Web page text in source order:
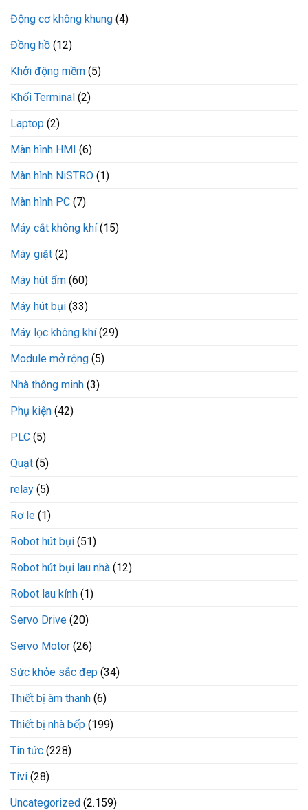
Động cơ không khung (4)
Đồng hồ (12)
Khởi động mềm (5)
Khối Terminal (2)
Laptop (2)
Màn hình HMI (6)
Màn hình NiSTRO (1)
Màn hình PC (7)
Máy cắt không khí(15)
Máy giặt (2)
Máy hút ẩm (60)
Máy hút bụi (33)
Máy lọc không khí(29)
Module mở rộng (5)
Nhà thông minh (3)
Phụ kiện (42)
PLC (5)
Quạt (5)
relay (5)
Rơ le (1)
Robot hút bụi (51)
Robot hút bụi lau nhà (12)
Robot lau kính (1)
Servo Drive (20)
Servo Motor (26)
Sức khỏe sắc đẹp (34)
Thiết bị âm thanh (6)
Thiết bị nhà bếp (199)
Tin tức (228)
Tivi (28)
Uncategorized (2.159)